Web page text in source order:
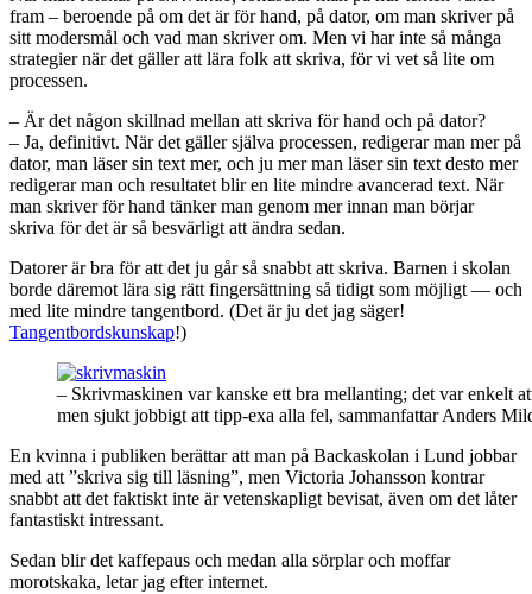
fram – beroende på om det är för hand, på dator, om man skriver på
sitt modersmål och vad man skriver om. Men vi har inte så många
strategier när det gäller att lära folk att skriva, för vi vet så lite om
processen.
– Är det någon skillnad mellan att skriva för hand och på dator?
– Ja, definitivt. När det gäller själva processen, redigerar man mer på
dator, man läser sin text mer, och ju mer man läser sin text desto mer
redigerar man och resultatet blir en lite mindre avancerad text. När
man skriver för hand tänker man genom mer innan man börjar
skriva för det är så besvärligt att ändra sedan.
Datorer är bra för att det ju går så snabbt att skriva. Barnen i skolan
borde däremot lära sig rätt fingersättning så tidigt som möjligt — och
med lite mindre tangentbord. (Det är ju det jag säger!
Tangentbordskunskap!)
– Skrivmaskinen var kanske ett bra mellanting; det var enkelt
men sjukt jobbigt att tipp-exa alla fel, sammanfattar Anders
En kvinna i publiken berättar att man på Backaskolan i Lund jobbar
med att ”skriva sig till läsning”, men Victoria Johansson kontrar
snabbt att det faktiskt inte är vetenskapligt bevisat, även om det låter
fantastiskt intressant.
Sedan blir det kaffepaus och medan alla sörplar och moffar
morotskaka, letar jag efter internet.